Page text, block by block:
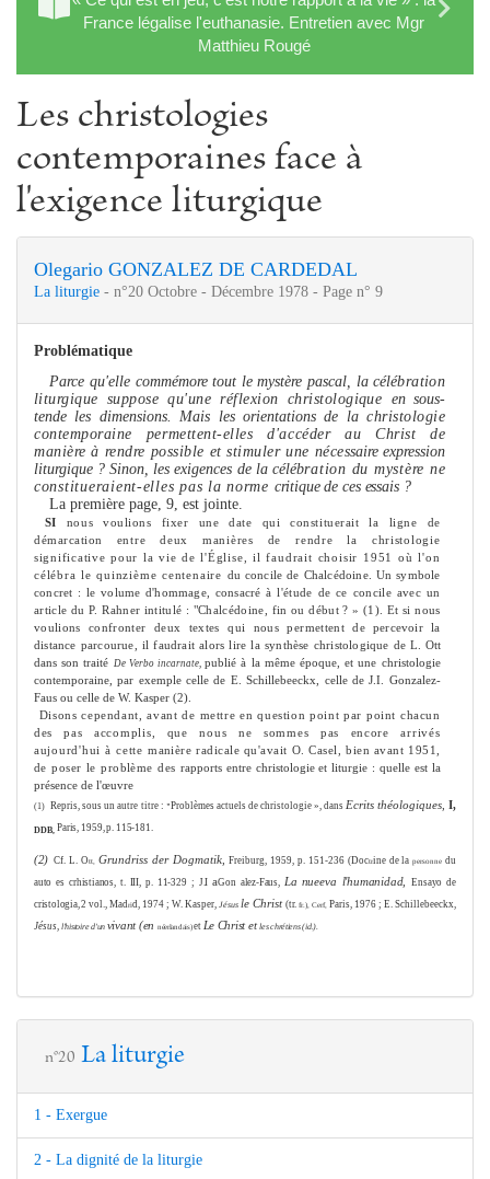
France légalise l'euthanasie. Entretien avec Mgr
Matthieu Rougé
Les christologies
contemporaines face à
l'exigence liturgique
Olegario GONZALEZ DE CARDEDAL
La liturgie - n°20 Octobre - Décembre 1978 - Page n° 9
Problématique
Parce qu'elle commémore tout le mystère pascal, la célé­bration
liturgique suppose qu'une réflexion christologique en sous-
tende les dimensions. Mais les orientations de la christologie
contemporaine permettent-elles d'accéder au Christ de
manière à rendre possible et stimuler une néces­saire expression
liturgique ? Sinon, les exigences de la célé­bration du mystère ne
constitueraient-elles pas la norme critique de ces essais ?
La première page, 9, est jointe.
SI nous voulions fixer une date qui constituerait la ligne de
démarcation entre deux manières de rendre la christologie
significative pour la vie del'Église, il faudrait choisir 1951oùl'on
célébra le quinzième centenaire du concile de Chalcédoine. Un symbole
concret : le volume d'hommage, consacréà l'étude de ce concile avec un
article du P. Rahner intitulé : "Chalcédoine, fin ou début ? » (1). Et si nous
voulions confronter deux textes qui nous permettentde percevoir la
distance parcourue, il faudrait alors lire la synthèse christologique de L. Ott
dans son traité De Verbo incarnate,publié à la mêmeépoque, et une christologie
contemporaine, par exemple celle de E. Schillebeeckx, celle de J.I. Gonzalez-
Faus ou celle de W. Kasper (2).
Disons cependant, avant de mettre en question point par point chacun
despas accomplis, que nous ne sommes pas encore arrivés
aujourd'hui à cettemanière radicale qu'avait O. Casel, bien avant 1951,
de poser le problème des rapports entre christologie et liturgie : quelle est la
présence de l'œuvre
(1) Repris, sous un autre titre : "Problèmes actuels de christologie », dans Ecrits théologiques,I,
DDB, Paris, 1959, p. 115-181.
(2) Cf. L. Ott, Grundriss der Dogmatik,Freiburg, 1959, p. 151-236 (Doctrine de lapersonnedu
auto es crhistianos, t. III, p. 11-329 ; J.IaGon alez-Faus, La nueeva l'humanidad,Ensayo de
cristologia, 2 vol., Mad rid, 1974 ; W. Kasper, Jésus le Christ (tr. fr.), Cerf, Paris, 1976 ; E. Schillebeeckx,
Jésus, l'histoire d'un vivant (en néerlandais)et Le Christ etles chrétiens (id.).
n°20 La liturgie
1 - Exergue
2 - La dignité de la liturgie